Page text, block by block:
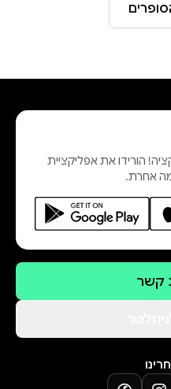
הורידו את אפליקציית
אחרת.
קשר